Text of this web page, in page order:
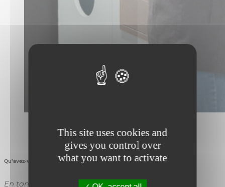
This site uses cookies and
gives you control over
what you want to activate
Qu’avez-vous appris jusqu’à présent ?
En tant que coordinateur technique, c’est un projet